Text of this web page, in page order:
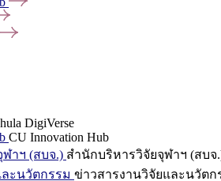
DigiVerse
CU Innovation Hub
าฯ (สบจ.) สำนักบริหารวิจัยจุฬาฯ (สบจ
ะนวัตกรรม ข่าวสารงานวิจัยและนวัตก